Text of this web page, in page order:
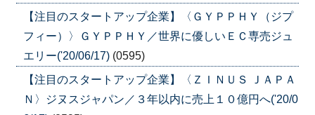
【注目のスタートアップ企業】〈ＧＹＰＰＨＹ（ジプ
フィー）〉ＧＹＰＰＨＹ／世界に優しいＥＣ専売ジュ
エリー('20/06/17) (0595)
【注目のスタートアップ企業】〈ＺＩＮＵＳ ＪＡＰＡ
Ｎ〉ジヌスジャパン／３年以内に売上１０億円へ('20/0